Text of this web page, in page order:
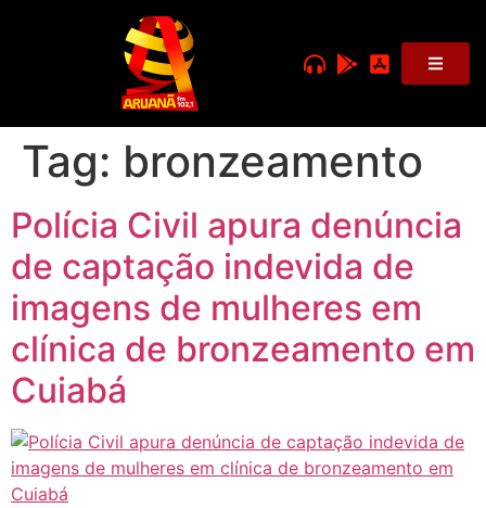
Tag: bronzeamento
Polícia Civil apura denúncia
de captação indevida de
imagens de mulheres em
clínica de bronzeamento em
Cuiabá